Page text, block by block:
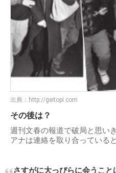
出典： http://geitopi.com
その後は？
週刊文春の報道で破局と思い
アナは連絡を取り合っている
さすがに大っぴらに会うこ